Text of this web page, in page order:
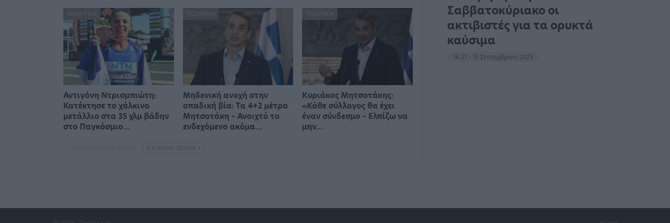
ΑΘΛΗΤΙΚΆ
Αντιγόνη Ντρισμπιώτη:
Κατέκτησε το χάλκινο
μετάλλιο στα 35 χλμ βάδην
στο Παγκόσμιο…
ΠΟΛΙΤΙΚΉ
Μηδενική ανοχή στην
οπαδική βία: Τα 4+2 μέτρα
Μητσοτάκη – Ανοιχτό το
ενδεχόμενο ακόμα…
ΠΟΛΙΤΙΚΉ
Κυριάκος Μητσοτάκης:
«Κάθε σύλλογος θα έχει
έναν σύνδεσμο – Ελπίζω να
μην…
ΕΠΌΜΕΝΗ ΣΕΛΊΔΑ
Σαββατοκύριακο οι
ακτιβιστές για τα ορυκτά
καύσιμα
14:27 - 15 Σεπτεμβρίου 2023